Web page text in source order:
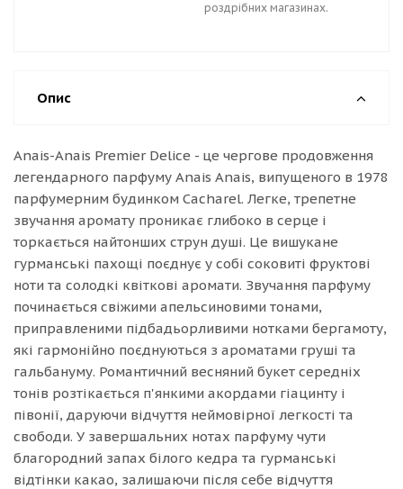
роздрібних магазинах.
Опис
Anais-Anais Premier Delice - це чергове продовження
легендарного парфуму Anais Anais, випущеного в 1978
парфумерним будинком Cacharel. Легке, трепетне
звучання аромату проникає глибоко в серце і
торкається найтонших струн душі. Це вишукане
гурманські пахощі поєднує у собі соковиті фруктові
ноти та солодкі квіткові аромати. Звучання парфуму
починається свіжими апельсиновими тонами,
приправленими підбадьорливими нотками бергамоту,
які гармонійно поєднуються з ароматами груші та
гальбануму. Романтичний весняний букет середніх
тонів розтікається п'янкими акордами гіацинту і
півонії, даруючи відчуття неймовірної легкості та
свободи. У завершальних нотах парфуму чути
благородний запах білого кедра та гурманські
відтінки какао, залишаючи після себе відчуття